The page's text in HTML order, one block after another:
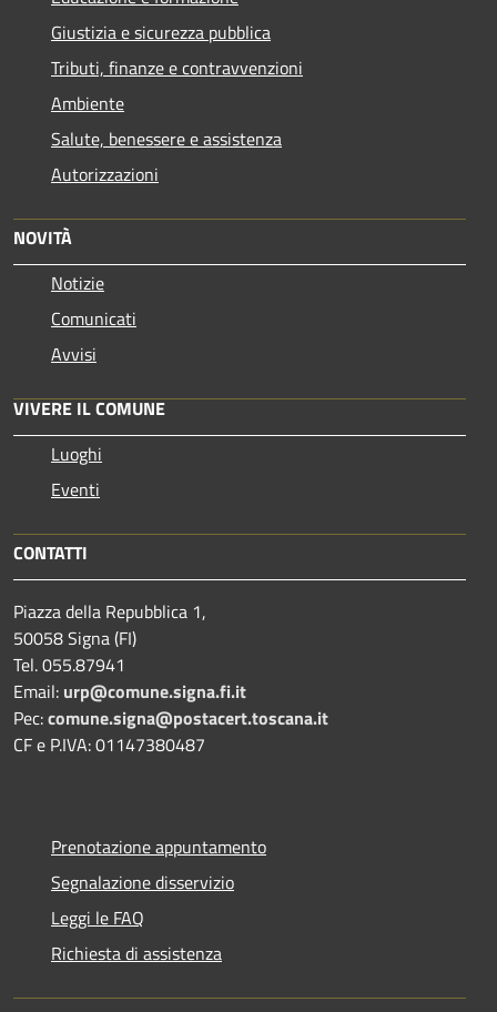
Giustizia e sicurezza pubblica
Tributi, finanze e contravvenzioni
Ambiente
Salute, benessere e assistenza
Autorizzazioni
NOVITÀ
Notizie
Comunicati
Avvisi
VIVERE IL COMUNE
Luoghi
Eventi
CONTATTI
Piazza della Repubblica 1,
50058 Signa (FI)
Tel. 055.87941
Email: urp@comune.signa.fi.it
Pec:comune.signa@postacert.toscana.it
CF e P.IVA: 01147380487
Prenotazione appuntamento
Segnalazione disservizio
Leggi le FAQ
Richiesta di assistenza